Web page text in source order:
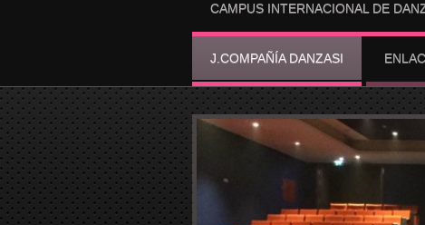
CAMPUS INTERNACIONAL DE
J.COMPAÑÍA DANZASI